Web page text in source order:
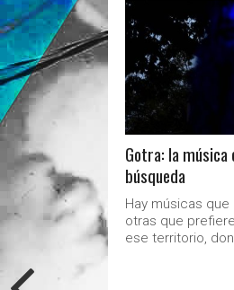
Gotra: la
búsqueda
Hay músicas
otras que
ese territorio,